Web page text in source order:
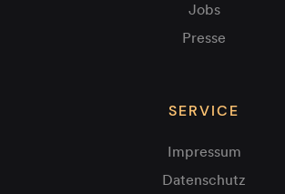
Jobs
Presse
SERVICE
Impressum
Datenschutz